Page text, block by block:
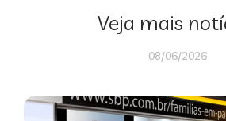
Veja mais
08/06/2026